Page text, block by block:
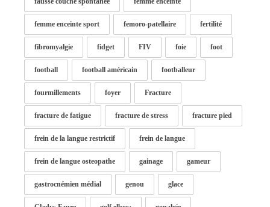
femme enceinte sport femoro-patellaire fertilité
fibromyalgie fidget FIV foie foot
football football américain footballeur
fourmillements foyer Fracture
fracture de fatigue fracture de stress fracture pied
frein de la langue restrictif frein de langue
frein de langue osteopathe gainage gameur
gastrocnémien médial genou glace